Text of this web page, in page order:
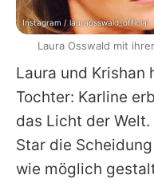
Laura und Krishan
Tochter: Karline
das Licht der
Star die
wie möglich
Instagram / lauraosswald_official
Laura Osswald mit